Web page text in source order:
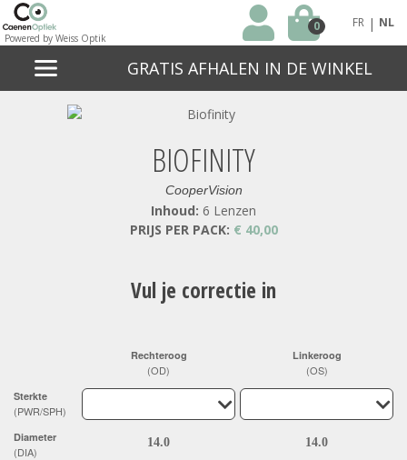
Powered by Weiss Optik
0 FR | NL
GRATIS AFHALEN IN DE WINKEL
BIOFINITY
CooperVision
Inhoud: 6 Lenzen
PRIJS PER PACK: € 40,00
Vul je correctie in
Sterkte
(PWR/SPH)
Diameter
(DIA)
Rechteroog
(OD)
Linkeroog
(OS)